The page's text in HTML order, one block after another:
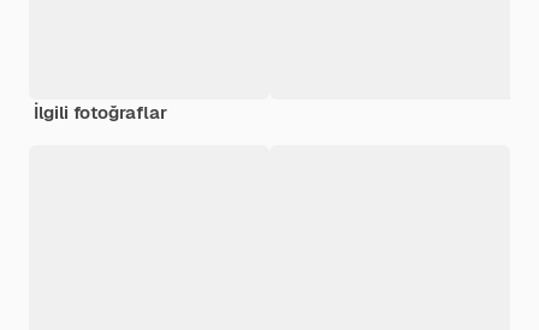
İlgili fotoğraflar